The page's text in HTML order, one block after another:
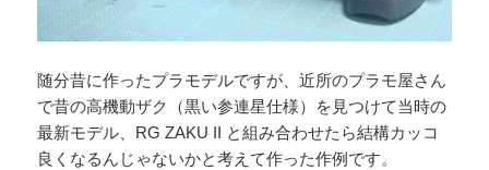
随分昔に作ったプラモデルですが、近所のプラモ屋さん
で昔の高機動ザク（黒い参連星仕様）を見つけて当時の
最新モデル、RG ZAKU II と組み合わせたら結構カッコ
良くなるんじゃないかと考えて作った作例です。